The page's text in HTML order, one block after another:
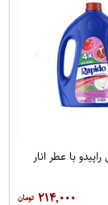
با عطر انار
۲۱۴,۰۰۰